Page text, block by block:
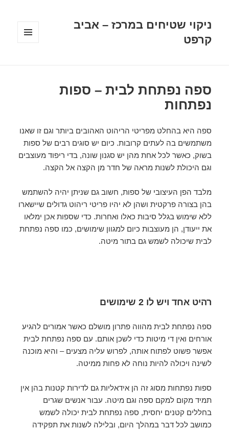
ניקוי שטיחים במרכז – אביב
קרפט
ספה נפתחת לבית – ספות
נפתחות
ספה היא בהחלט מפריטי הריהוט האהובים ביותר וגם זו שאנו
משתמשים בה לעתים קרובות. כיום יש סוגים רבים של ספות
בשוק, כאשר לכל אחת מהן יש סגנון שונה, בדי ריפוד מעוצבים
וגם היכולת לשנות מראה של חדר מן הקצה אל הקצה.
מלבד הפן העיצובי של ספות, חשוב גם שניתן יהיה להשתמש
בהן בצורה פרקטית ושהן לא יהיו פריטי ריהוט גדולים שיישארו
ללא שימוש בגלל סיבות כאלו ואחרות. כדי שספות אכן ימלאו
את ייעודן, הן מעוצבות כיום למגוון שימושים, כמו ספה נפתחת
לבית שיכולה לשמש גם בתור מיטה.
רהיט אחד ויש לו 2 שימושים
ספה נפתחת לבית מהווה פתרון מושלם כאשר אמורים להגיע
אורחים ואין די מיטות כדי לשכן אותם. עם ספה נפתחת לבית
אפשר פשוט לפתוח אותה, לפרוש עליה מצעים – והיא מוכנה
לשינה ויכולה להיות נוחה לא פחות ממיטה.
ספות נפתחות מסוג זה הן אידאליות גם לדירות קטנות בהן אין
תמיד מקום למקם ספה וגם מיטה. עבור אנשים שגרים
בחללים קטנים יחסית, ספה נפתחת לבית יכולה לשמש
כמושב לכל דבר במהלך היום, ובלילה לשנות את תפקידה